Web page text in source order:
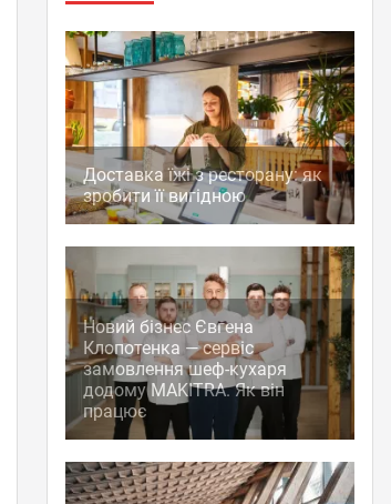
Доставка їжі з ресторану: як
зробити її вигідною
Новий бізнес Євгена
Клопотенка — сервіс
замовлення шеф-кухаря
додому MAKITRA. Як він
працює